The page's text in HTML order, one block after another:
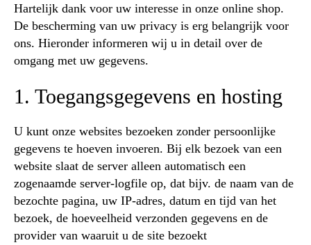
Hartelijk dank voor uw interesse in onze online shop.
De bescherming van uw privacy is erg belangrijk voor
ons. Hieronder informeren wij u in detail over de
omgang met uw gegevens.
1. Toegangsgegevens en hosting
U kunt onze websites bezoeken zonder persoonlijke
gegevens te hoeven invoeren. Bij elk bezoek van een
website slaat de server alleen automatisch een
zogenaamde server-logfile op, dat bijv. de naam van de
bezochte pagina, uw IP-adres, datum en tijd van het
bezoek, de hoeveelheid verzonden gegevens en de
provider van waaruit u de site bezoekt